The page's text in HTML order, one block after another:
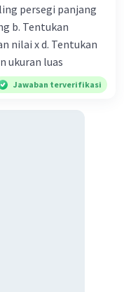
persegi panjang
b. Tentukan
nilai x d. Tentukan
ukuran luas
Jawaban terverifikasi